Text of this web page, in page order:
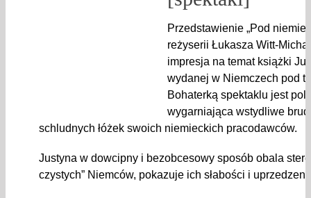
Przedstawienie „Pod
reżyserii Łukasza Witt-
impresja na temat książki
wydanej w Niemczech pod
Bohaterką spektaklu jest
wygarniająca wstydliwe
schludnych łóżek swoich niemieckich pracodawców.
Justyna w dowcipny i bezobcesowy sposób obala
czystych” Niemców, pokazuje ich słabości i